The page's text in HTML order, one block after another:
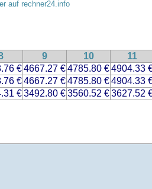
auf rechner24.info
9 10
11
€4667.27 €4785.80 €4904.33
€4667.27 €4785.80 €4904.33
€3492.80 €3560.52 €3627.52